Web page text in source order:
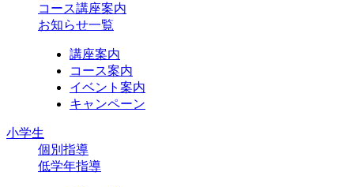
コース講座案内
お知らせ一覧
講座案内
コース案内
イベント案内
キャンペーン
小学生
個別指導
低学年指導